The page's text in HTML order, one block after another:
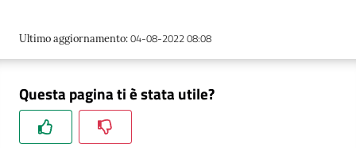
Ultimo aggiornamento:04-08-2022 08:08
Questa pagina ti è stata utile?